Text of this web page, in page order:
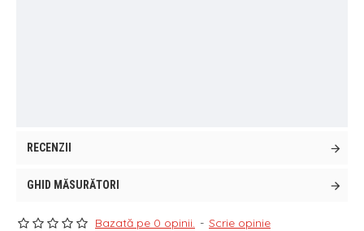
RECENZII
GHID MĂSURĂTORI
Bazată pe 0 opinii. - Scrie opinie